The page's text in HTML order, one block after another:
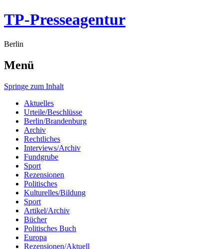
TP-Presseagentur
Berlin
Menü
Springe zum Inhalt
Aktuelles
Urteile/Beschlüsse
Berlin/Brandenburg
Archiv
Rechtliches
Interviews/Archiv
Fundgrube
Sport
Rezensionen
Politisches
Kulturelles/Bildung
Sport
Artikel/Archiv
Bücher
Politisches Buch
Europa
Rezensionen/Aktuell